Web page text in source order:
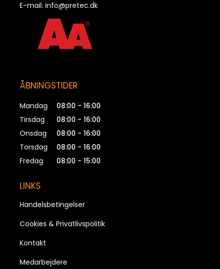
E-mail: info@pretec.dk
ÅBNINGSTIDER
Mandag
08:00 - 16:00
Tirsdag
08:00 - 16:00
Onsdag
08:00 - 16:00
Torsdag
08:00 - 16:00
Fredag
08:00 - 15:00
LINKS
Handelsbetingelser
Cookies & Privatlivspolitik
Kontakt
Medarbejdere